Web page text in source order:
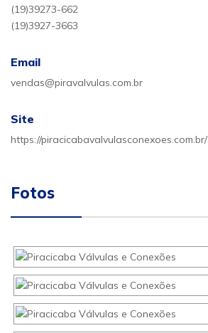
(19)39273-662
(19)3927-3663
Email
vendas@piravalvulas.com.br
Site
https://piracicabavalvulasconexoes.com.br/
Fotos